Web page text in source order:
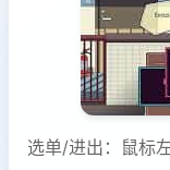
选单/进出：鼠标